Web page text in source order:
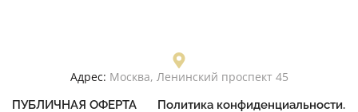
Адрес: Москва, Ленинский проспект 45
ПУБЛИЧНАЯ ОФЕРТА Политика конфиденциальности.